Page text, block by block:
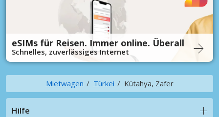
eSIMs für Reisen. Immer online. Überall
Schnelles, zuverlässiges Internet
Mietwagen Türkei Kütahya, Zafer
Hilfe